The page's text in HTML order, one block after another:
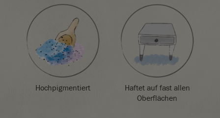
Hochpigmentiert
Haftet auf fast allen
Oberflächen